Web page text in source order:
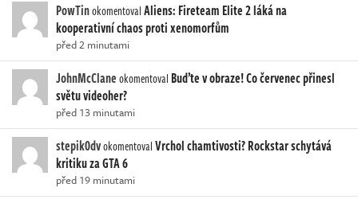
PowTinokomentovalAliens: Fireteam Elite 2 láká na
kooperativní chaos proti xenomorfům
před 2 minutami
JohnMcClaneokomentoval Buďte v obraze! Co červenec přinesl
světu videoher?
před 13 minutami
stepik0dvokomentovalVrchol chamtivosti? Rockstar schytává
kritiku za GTA 6
před 19 minutami